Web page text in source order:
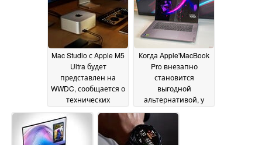
2026
June 2026
Mac Studio с Apple M5
Ultra будет
представлен на
WWDC, сообщается о
технических
09
Когда Apple'MacBook
Pro внезапно
становится
выгодной
альтернативой, у
Lenovo Yoga Pro 7i 15,
возникает проблема